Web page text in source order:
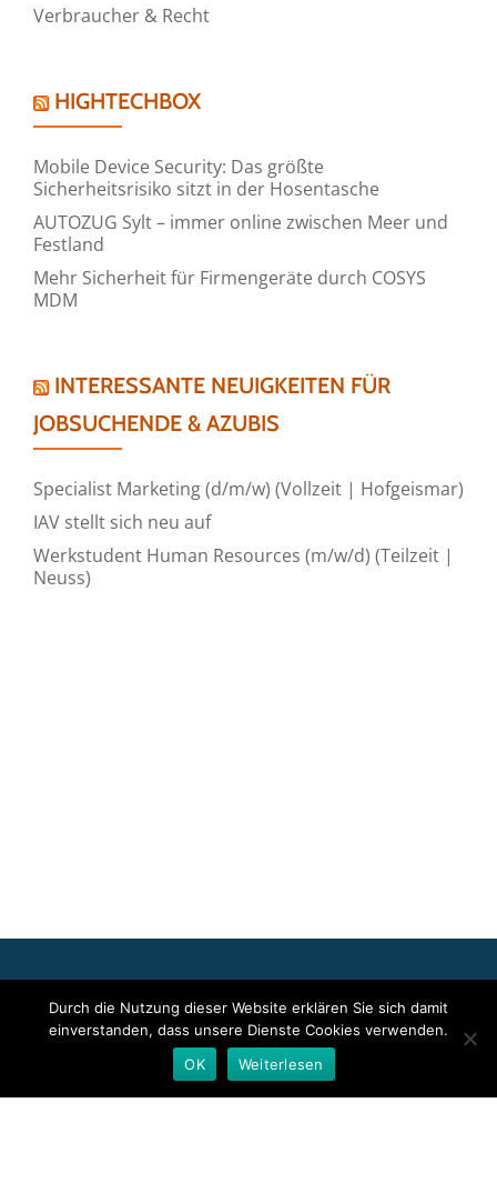
Verbraucher & Recht
HIGHTECHBOX
Mobile Device Security: Das größte
Sicherheitsrisiko sitzt in der Hosentasche
AUTOZUG Sylt – immer online zwischen Meer und
Festland
Mehr Sicherheit für Firmengeräte durch COSYS
MDM
INTERESSANTE NEUIGKEITEN FÜR
JOBSUCHENDE & AZUBIS
Specialist Marketing (d/m/w) (Vollzeit | Hofgeismar)
IAV stellt sich neu auf
Werkstudent Human Resources (m/w/d) (Teilzeit |
Neuss)
Event bzw. das Stellenangebot sowie für das angezeigte Bild- und
Tonmaterial ist allein der jeweils angegebene Herausgeber
verantwortlich. Dieser ist in der Regel auch Urheber der
Pressetexte sowie der angehängten Bild-, Ton- und
Durch die Nutzung dieser Website erklären Sie sich damit
einverstanden, dass unsere Dienste Cookies verwenden.
OK
Weiterlesen